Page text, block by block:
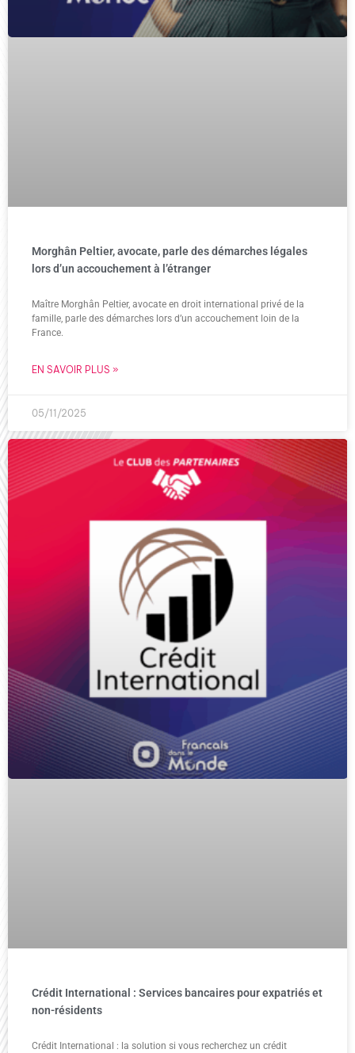
Morghân Peltier, avocate, parle des démarches légales
lors d’un accouchement à l’étranger
Maître Morghân Peltier, avocate en droit international privé de la
famille, parle des démarches lors d’un accouchement loin de la
France.
EN SAVOIR PLUS »
05/11/2025
Crédit International : Services bancaires pour expatriés et
non-résidents
Crédit International : la solution si vous recherchez un crédit